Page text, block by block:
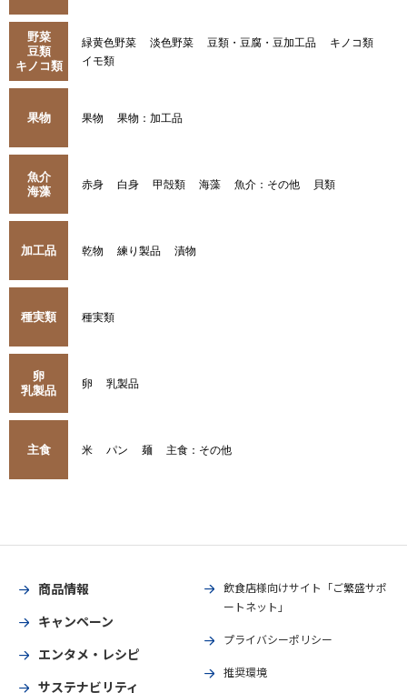
野菜
豆類
キノコ類
緑黄色野菜 淡色野菜 豆類・豆腐・豆加工品
キノコ類
イモ類
果物 果物 果物：加工品
魚介
海藻
赤身 白身 甲殻類 海藻 魚介：その他 貝類
加工品 乾物 練り製品 漬物
種実類 種実類
卵
乳製品
卵 乳製品
主食 米 パン 麺 主食：その他
商品情報
キャンペーン
エンタメ・レシピ
サステナビリティ
飲食店様向けサイト「ご繁盛サポ
ートネット」
プライバシーポリシー
推奨環境